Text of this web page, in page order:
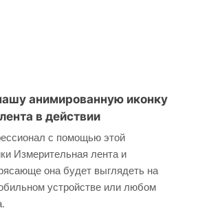
анимированную иконку
в действии
с помощью этой
Измерительная лента и
она будет выглядеть на
устройстве или любом